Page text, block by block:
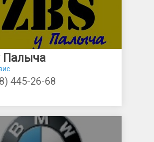
Палыча
445-26-68